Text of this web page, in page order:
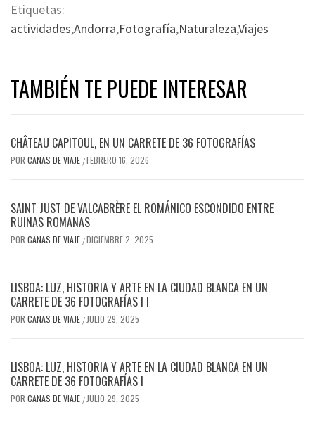
Etiquetas:
actividades,Andorra,Fotografía,Naturaleza,Viajes
TAMBIÉN TE PUEDE INTERESAR
CHÂTEAU CAPITOUL, EN UN CARRETE DE 36 FOTOGRAFÍAS
POR CANAS DE VIAJE /FEBRERO 16, 2026
SAINT JUST DE VALCABRÈRE EL ROMÁNICO ESCONDIDO ENTRE
RUINAS ROMANAS
POR CANAS DE VIAJE /DICIEMBRE 2, 2025
LISBOA: LUZ, HISTORIA Y ARTE EN LA CIUDAD BLANCA EN UN
CARRETE DE 36 FOTOGRAFÍAS I I
POR CANAS DE VIAJE / JULIO 29, 2025
LISBOA: LUZ, HISTORIA Y ARTE EN LA CIUDAD BLANCA EN UN
CARRETE DE 36 FOTOGRAFÍAS I
POR CANAS DE VIAJE / JULIO 29, 2025